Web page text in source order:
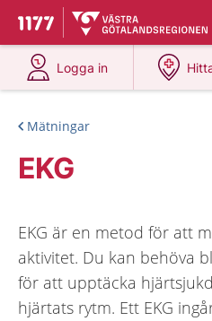
Till startsidan för 1177
Du har valt region
Logga in
på 1177.se
Mätningar
EKG
EKG är en metod för att
aktivitet. Du kan behöva
för att upptäcka
hjärtats rytm. Ett EKG